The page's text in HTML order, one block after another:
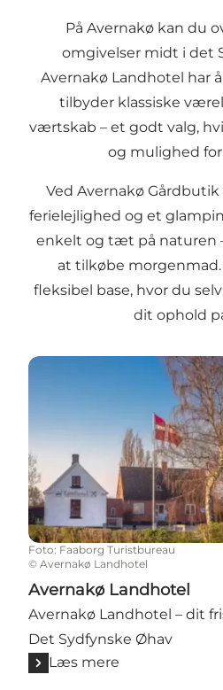
På Avernakø kan du
omgivelser midt i det
Avernakø Landhotel har
tilbyder klassiske
værtskab – et godt valg,
og mulighed
Ved Avernakø
ferielejlighed og et
enkelt og tæt på naturen
at tilkøbe
fleksibel base, hvor du
dit ophold
Avernakø Landhotel
Foto: Faaborg Turistbureau
© Avernakø Landhotel
Avernakø Landhotel
Avernakø Landhotel – dit
Det Sydfynske Øhav
Læs mere